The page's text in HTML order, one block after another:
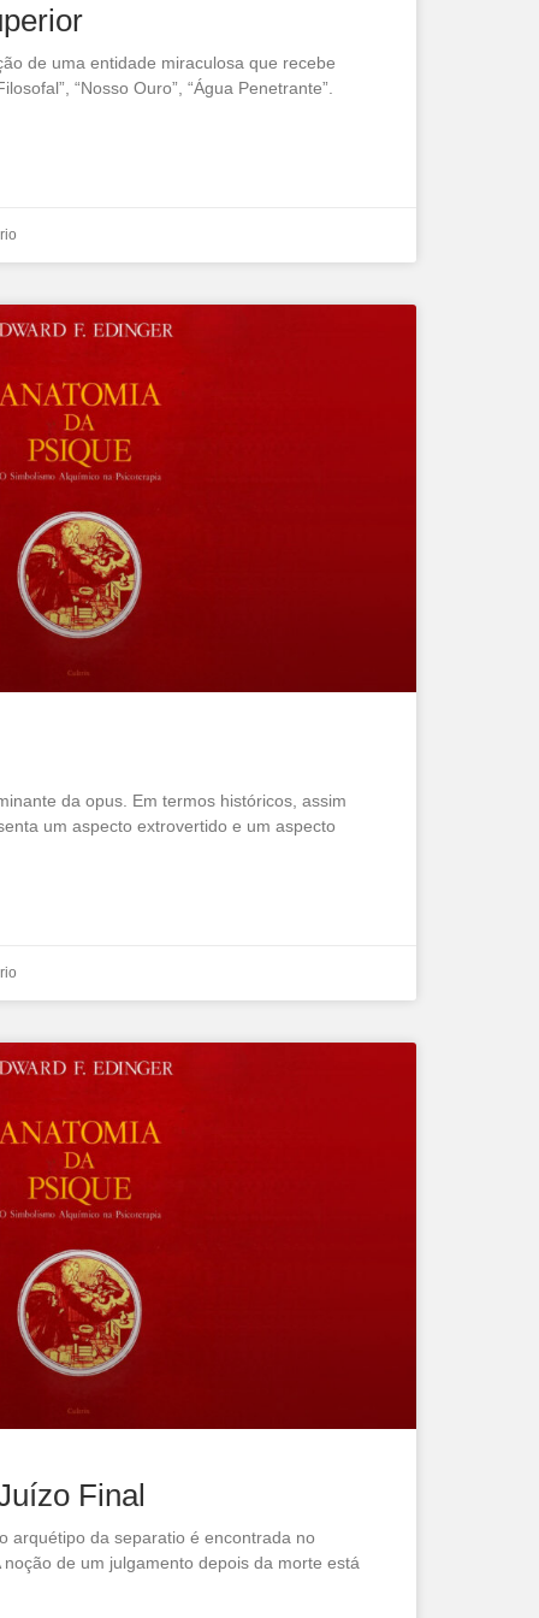
de uma entidade miraculosa que recebe
“Nosso Ouro”, “Água Penetrante”.
da opus. Em termos históricos, assim
um aspecto extrovertido e um aspecto
Final
arquétipo da separatio é encontrada no
de um julgamento depois da morte está